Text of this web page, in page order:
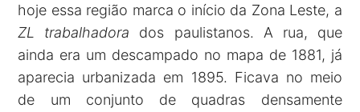
hoje essa região marca o início da Zona Leste, a
ZL trabalhadora dos paulistanos. A rua, que
ainda era um descampado no mapa de 1881, já
aparecia urbanizada em 1895. Ficava no meio
de um conjunto de quadras densamente